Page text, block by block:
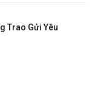
Trao Gửi Yêu